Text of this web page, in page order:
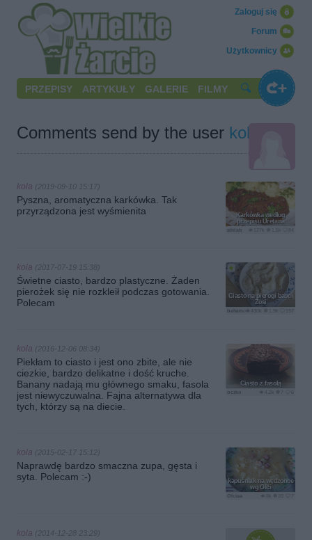
Użytkownicy
Forum
Zaloguj się
PRZEPISY ARTYKUŁY GALERIE FILMY
Comments send by the user kola
Karkówka według
przepisu Uretana
84
alidab
kola (2019-09-10 15:17)
Pyszna, aromatyczna karkówka. Tak
przyrządzona jest wyśmienita
Ciasto na pierogi babci
Zosi
480k
behemotka84
kola (2017-07-19 15:38)
Świetne ciasto, bardzo plastyczne. Żaden
pierożek się nie rozkleił podczas gotowania.
Polecam
Ciasto z fasolą
4.2k
oczko
kola (2016-12-06 08:34)
Piekłam to ciasto i jest ono zbite, ale nie
ciezkie, bardzo delikatne i dość kruche.
Banany nadają mu głównego smaku, fasola
jest niewyczuwalna. Fajna alternatywa dla
tych, którzy są na diecie.
kapuśniak na wędzonce
wg Olci
Olciaa
kola (2015-02-17 15:12)
Naprawdę bardzo smaczna zupa, gęsta i
syta. Polecam :-)
kola (2014-12-28 23:29)